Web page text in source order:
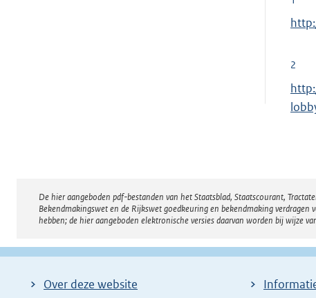
E
t
r
n
n
k
:
2
E
x
e
l
n
:
Disclaimer
De hier aangeboden pdf-bestanden van het Staatsblad, Staatscourant,
Bekendmakingswet en de Rijkswet goedkeuring en bekendmaking
hebben; de hier aangeboden elektronische versies daarvan worden bij wijze
Over deze website